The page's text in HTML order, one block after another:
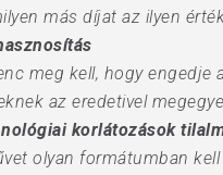
más díjat az ilyen
meg kell, hogy
az eredetivel
korlátozások
olyan formátumban